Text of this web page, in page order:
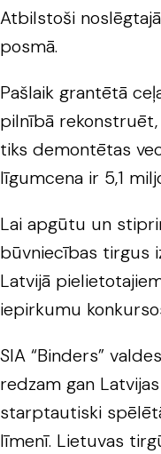
Atbilstoši
posmā.
Pašlaik grantētā
pilnībā
tiks demontētas
līgumcena ir 5,1
Lai apgūtu un
būvniecības tirgus
Latvijā
iepirkumu
SIA “Binders”
redzam gan
starptautiski
līmenī. Lietuvas